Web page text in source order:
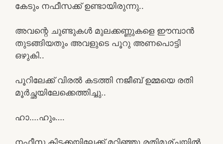
കേടും നഫീസക്ക് ഉണ്ടായിരുന്നു..
അവന്റെ ചുണ്ടുകൾ മുലക്കണ്ണുകളെ ഈമ്പാൻ
തുടങ്ങിയതും അവളുടെ പൂറു അണപൊട്ടി
ഒഴുകി..
പൂറിലേക്ക് വിരൽ കടത്തി നജീബ് ഉമ്മയെ രതി
മൂർച്ഛയിലേക്കെത്തിച്ചു..
ഹാ….ഹും….
നഫീസ കിടക്കയിലേക്ക് മറിഞ്ഞു രതിമൂര്ച്ഛയിൽ